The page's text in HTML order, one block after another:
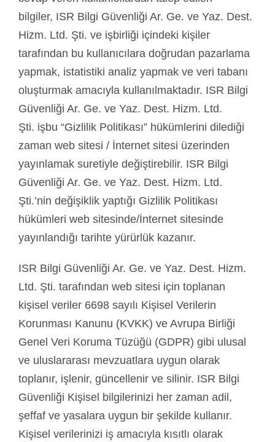
bilgiler, ISR Bilgi Güvenliği Ar. Ge. ve Yaz. Dest.
Hizm. Ltd. Şti. ve işbirliği içindeki kişiler
tarafından bu kullanıcılara doğrudan pazarlama
yapmak, istatistiki analiz yapmak ve veri tabanı
oluşturmak amacıyla kullanılmaktadır. ISR Bilgi
Güvenliği Ar. Ge. ve Yaz. Dest. Hizm. Ltd.
Şti. işbu “Gizlilik Politikası” hükümlerini dilediği
zaman web sitesi / İnternet sitesi üzerinden
yayınlamak suretiyle değiştirebilir. ISR Bilgi
Güvenliği Ar. Ge. ve Yaz. Dest. Hizm. Ltd.
Şti.’nin değişiklik yaptığı Gizlilik Politikası
hükümleri web sitesinde/İnternet sitesinde
yayınlandığı tarihte yürürlük kazanır.
ISR Bilgi Güvenliği Ar. Ge. ve Yaz. Dest. Hizm.
Ltd. Şti. tarafından web sitesi için toplanan
kişisel veriler 6698 sayılı Kişisel Verilerin
Korunması Kanunu (KVKK) ve Avrupa Birliği
Genel Veri Koruma Tüzüğü (GDPR) gibi ulusal
ve uluslararası mevzuatlara uygun olarak
toplanır, işlenir, güncellenir ve silinir. ISR Bilgi
Güvenliği Kişisel bilgilerinizi her zaman adil,
şeffaf ve yasalara uygun bir şekilde kullanır.
Kişisel verilerinizi iş amacıyla kısıtlı olarak